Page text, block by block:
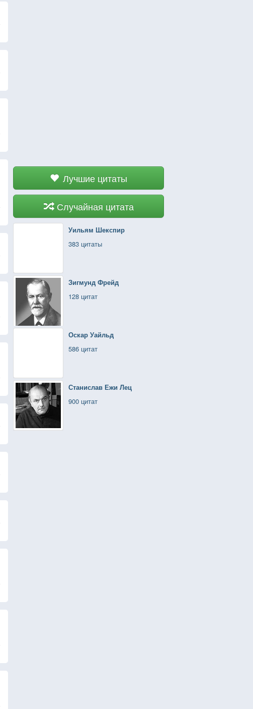
Лучшие цитаты
Случайная цитата
Уильям Шекспир
383 цитаты
Зигмунд Фрейд
128 цитат
Оскар Уайльд
586 цитат
Станислав Ежи Лец
900 цитат